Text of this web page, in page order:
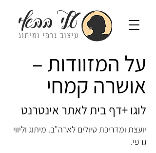
על המזוודות –
אושרה קמחי
לוגו +דף בית לאתר אינטרנט
יועצת ומדריכת טיולים לארה"ב. מיתוג וליווי
גרפי.